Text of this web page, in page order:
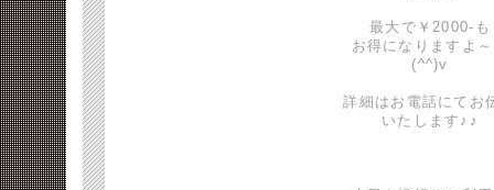
最大で￥2000-も
お得になりますよ
(^^)v
詳細はお電話にてお
いたします♪♪